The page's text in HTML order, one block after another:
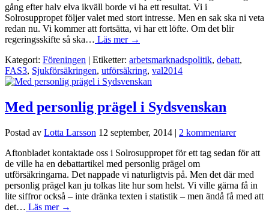
gång efter halv elva ikväll borde vi ha ett resultat. Vi i
Solrosuppropet följer valet med stort intresse. Men en sak ska ni veta
redan nu. Vi kommer att fortsätta, vi har ett löfte. Om det blir
regeringsskifte så ska… Läs mer →
Kategori: Föreningen | Etiketter: arbetsmarknadspolitik, debatt,
FAS3, Sjukförsäkringen, utförsäkring, val2014
Med personlig prägel i Sydsvenskan
Postad av Lotta Larsson 12 september, 2014 | 2 kommentarer
Aftonbladet kontaktade oss i Solrosuppropet för ett tag sedan för att
de ville ha en debattartikel med personlig prägel om
utförsäkringarna. Det nappade vi naturligtvis på. Men det där med
personlig prägel kan ju tolkas lite hur som helst. Vi ville gärna få in
lite siffror också – inte dränka texten i statistik – men ändå få med att
det… Läs mer →